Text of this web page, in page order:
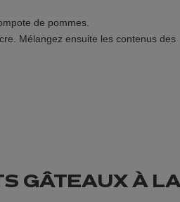
de pommes.
Mélangez ensuite les contenus des
GÂTEAUX À